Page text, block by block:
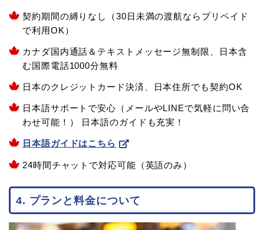
契約期間の縛りなし（30日未満の渡航ならプリペイド
で利用OK）
カナダ国内通話＆テキストメッセージ無制限、日本含
む国際電話1000分無料
日本のクレジットカード決済、日本住所でも契約OK
日本語サポートで安心（メールやLINEで気軽に問い合
わせ可能！） 日本語のガイドも充実！
日本語ガイドはこちら
24時間チャットで対応可能（英語のみ）
4. プランと料金について